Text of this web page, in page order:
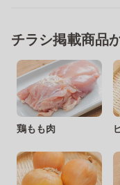
チラシ掲載商品
鶏もも肉